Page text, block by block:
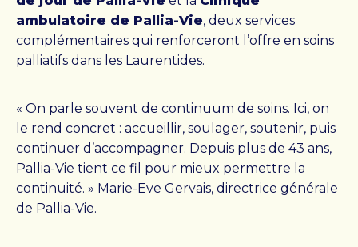
DONNER + S’IMPLIQUER
Où vont vos dons
Faire un don
Devenir bénévole
Organiser un événement
PALLIA-VIE
ambulatoire de Pallia-Vie, deux services
complémentaires qui renforceront l’offre en soins
palliatifs dans les Laurentides.
« On parle souvent de continuum de soins. Ici, on
le rend concret : accueillir, soulager, soutenir, puis
continuer d’accompagner. Depuis plus de 43 ans,
Pallia-Vie tient ce fil pour mieux permettre la
continuité. » Marie-Eve Gervais, directrice générale
de Pallia-Vie.